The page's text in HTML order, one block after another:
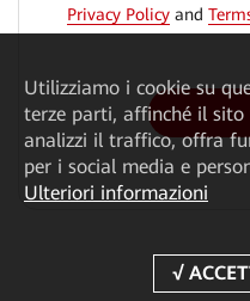
Privacy Policy and
Utilizziamo i cookie su
terze parti, affinché il
analizzi il traffico, offra
per i social media e
Ulteriori informazioni